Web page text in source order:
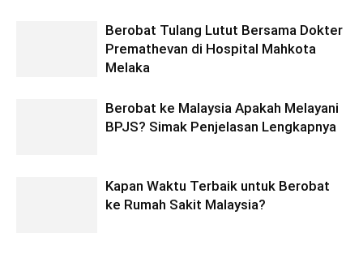
Berobat Tulang Lutut Bersama Dokter
Premathevan di Hospital Mahkota
Melaka
Berobat ke Malaysia Apakah Melayani
BPJS? Simak Penjelasan Lengkapnya
Kapan Waktu Terbaik untuk Berobat
ke Rumah Sakit Malaysia?